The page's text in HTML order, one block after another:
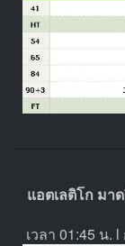
แอตเลติโก มา
เวลา 01:45 น.